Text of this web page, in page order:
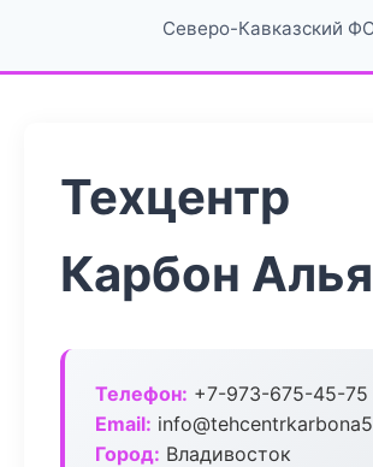
Северо-Кавказский
Техцентр
Карбон
Телефон: +7-973-675-45-75
Email:
Город: Владивосток